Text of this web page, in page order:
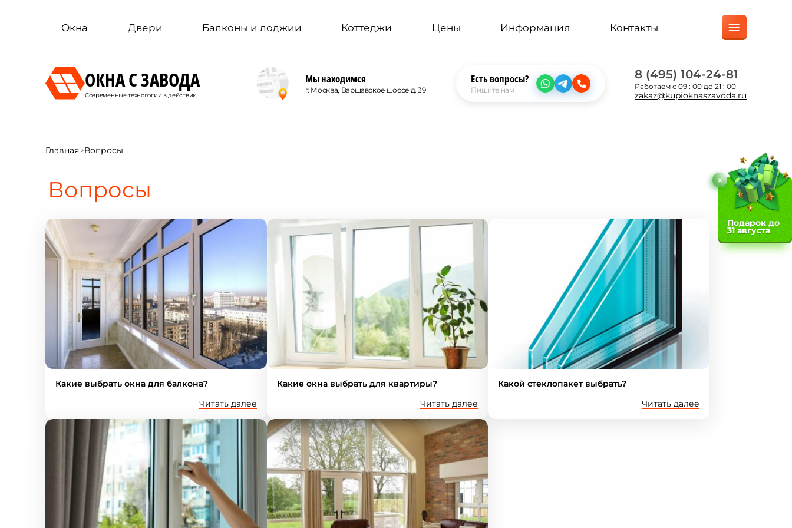
Окна Двери Балконы и лоджии Коттеджи Цены Информация Контакты
ОКНА С ЗАВОДА
Современные технологии в действии
Мы находимся
г. Москва, Варшавское шоссе д. 39
Есть вопросы?
Пишите нам
8 (495) 104-24-81
Работаем с 09 : 00 до 21 : 00
zakaz@kupioknaszavoda.ru
Главная Вопросы
Вопросы
Какие выбрать окна для балкона?
Читать далее
Какие окна выбрать для квартиры?
Читать далее
Какой стеклопакет выбрать?
Читать далее
Подарок до
31 августа